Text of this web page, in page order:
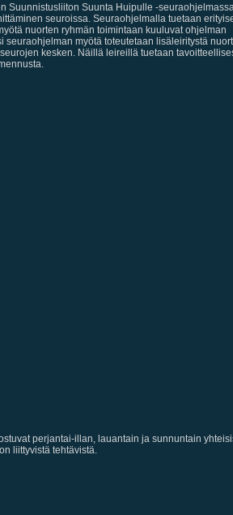
Suunnistusliiton Suunta Huipulle -seuraohjelmassa,
seuroissa. Seuraohjelmalla tuetaan
nuorten ryhmän toimintaan kuuluvat ohjelman
seuraohjelman myötä toteutetaan lisäleiritystä
kesken. Näillä leireillä tuetaan
perjantai-illan, lauantain ja sunnuntain
liittyvistä tehtävistä.